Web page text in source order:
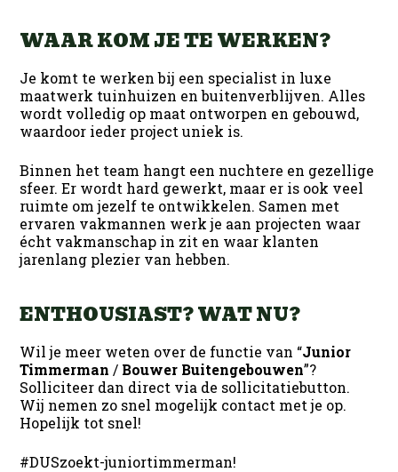
WAAR KOM JE TE WERKEN?
Je komt te werken bij een specialist in luxe
maatwerk tuinhuizen en buitenverblijven. Alles
wordt volledig op maat ontworpen en gebouwd,
waardoor ieder project uniek is.
Binnen het team hangt een nuchtere en gezellige
sfeer. Er wordt hard gewerkt, maar er is ook veel
ruimte om jezelf te ontwikkelen. Samen met
ervaren vakmannen werk je aan projecten waar
écht vakmanschap in zit en waar klanten
jarenlang plezier van hebben.
ENTHOUSIAST? WAT NU?
Wil je meer weten over de functie van “Junior
Timmerman / Bouwer Buitengebouwen”?
Solliciteer dan direct via de sollicitatiebutton.
Wij nemen zo snel mogelijk contact met je op.
Hopelijk tot snel!
#DUSzoekt-juniortimmerman!